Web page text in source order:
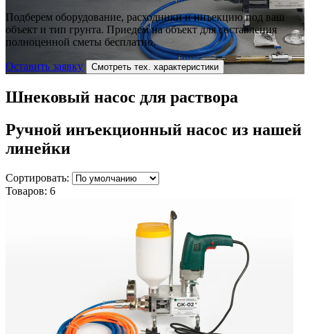
Подберем оборудование, расходники и инъекцию под ваш
объект и тип грунта. Приедем на объект для составления
полноценной сметы бесплатно.
Оставить заявку Смотреть тех. характеристики
Шнековый насос для раствора
Ручной инъекционный насос из нашей
линейки
Сортировать:
Товаров: 6